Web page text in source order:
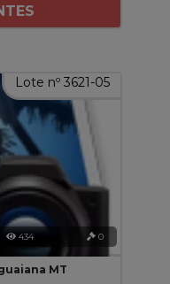
Lote nº 3621-05
434 0
MT